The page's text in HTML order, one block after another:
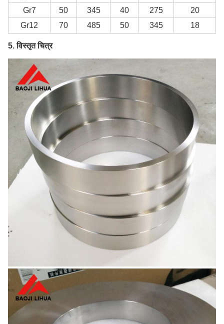
Gr7
50 345 40 275
20
Gr12
70 485 50 345 18
5. विस्तृत चित्र